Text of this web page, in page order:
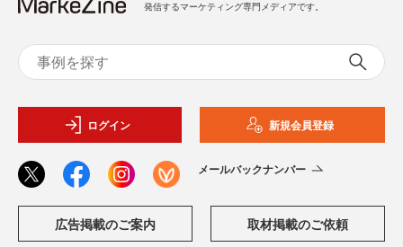
発信するマーケティング専門メディアです。
ログイン 新規会員登録
メールバックナンバー
広告掲載のご案内 取材掲載のご依頼